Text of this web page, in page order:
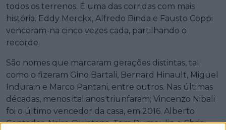
todos os terrenos. É uma das corridas com mais
história. Eddy Merckx, Alfredo Binda e Fausto Coppi
venceram-na cinco vezes cada, partilhando o
recorde.
São nomes que marcaram gerações distintas, tal
como o fizeram Gino Bartali, Bernard Hinault, Miguel
Indurain e Marco Pantani, entre outros. Nas últimas
décadas, menos italianos triunfaram; Vincenzo Nibali
foi o último vencedor da casa, em 2016. Alberto
Contador, Nairo Quintana, Tom Dumoulin e Chris